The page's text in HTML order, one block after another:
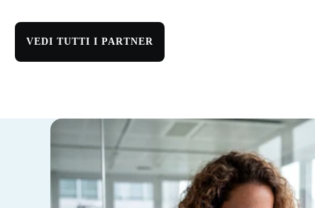
VEDI TUTTI I PARTNER